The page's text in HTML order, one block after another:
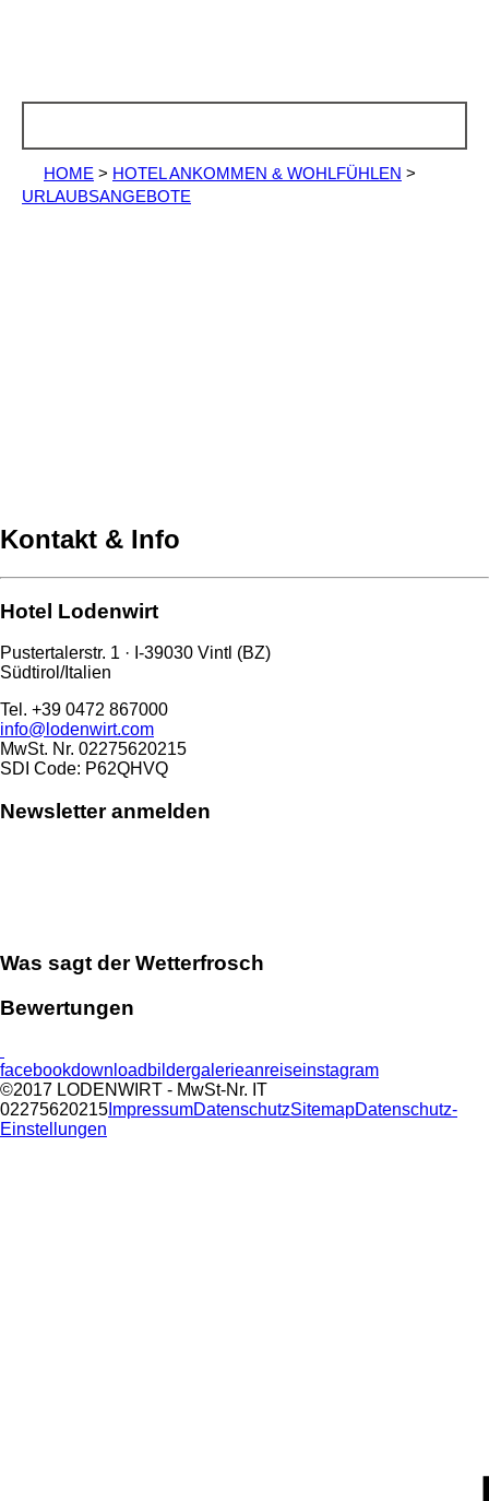
HOME > HOTEL ANKOMMEN & WOHLFÜHLEN >
URLAUBSANGEBOTE
Kontakt & Info
Hotel Lodenwirt
Pustertalerstr. 1 · I-39030 Vintl (BZ)
Südtirol/Italien
Tel. +39 0472 867000
info@lodenwirt.com
MwSt. Nr. 02275620215
SDI Code: P62QHVQ
Newsletter anmelden
Was sagt der Wetterfrosch
Bewertungen
facebookdownload bildergalerieanreiseinstagram
©2017 LODENWIRT - MwSt-Nr. IT
02275620215 ImpressumDatenschutzSitemapDatenschutz-
Einstellungen